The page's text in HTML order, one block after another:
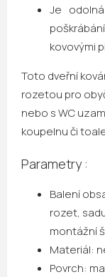
Je
kovovými
Toto dveřní
rozetou pro
nebo s WC
koupelnu či
Parametry :
Balení
rozet,
montážní
Materiál:
Povrch: